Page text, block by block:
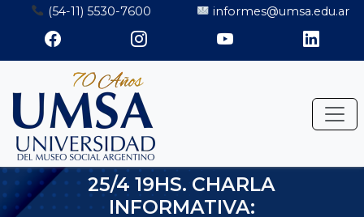
Saltar
contenido
(54-11) 5530-7600 informes@umsa.edu.ar
25/4 19HS. CHARLA
INFORMATIVA: